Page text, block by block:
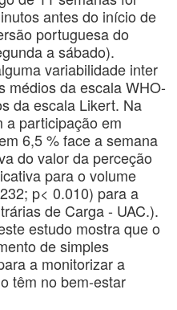
antes do início de
portuguesa do
a sábado).
variabilidade inter
médios da escala WHO-
da escala Likert. Na
a participação em
6,5 % face a semana
do valor da perceção
para o volume
p< 0.010) para a
de Carga - UAC.).
estudo mostra que o
de simples
a monitorizar a
têm no bem-estar